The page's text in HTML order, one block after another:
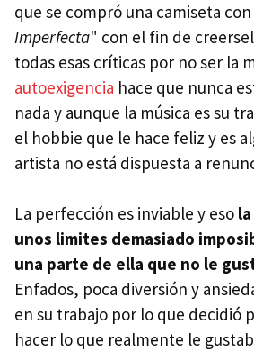
que se compró una camiseta
Imperfecta" con el fin de
todas esas críticas por no ser la
autoexigencia hace que nunca
nada y aunque la música es su
el hobbie que le hace feliz y es
artista no está dispuesta a
La perfección es inviable y eso
unos limites demasiado
una parte de ella que no le
Enfados, poca diversión y
en su trabajo por lo que decidió
hacer lo que realmente le